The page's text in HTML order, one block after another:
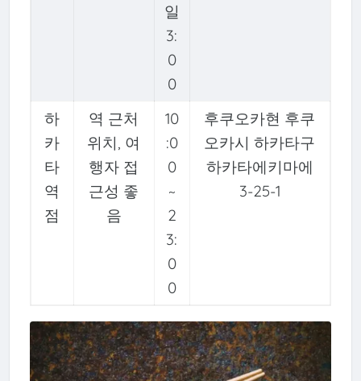
일
3:
0
0
하
카
타
역
점
역 근처
위치, 여
행자 접
근성 좋
음
10
:0
0
~
2
3:
0
0
후쿠오카현 후쿠
오카시 하카타구
하카타에키마에
3-25-1